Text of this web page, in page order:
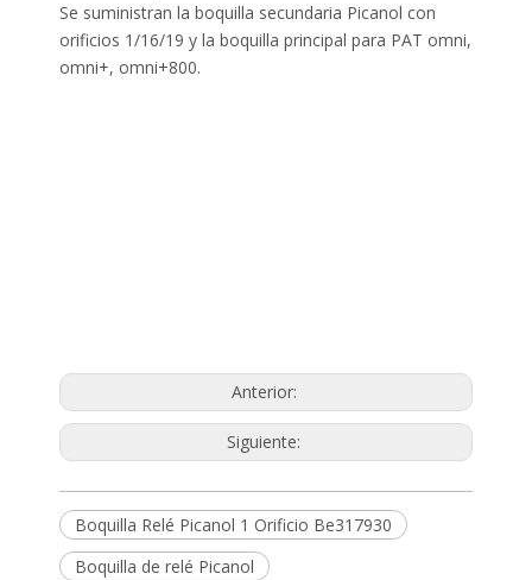
Se suministran la boquilla secundaria Picanol con
orificios 1/16/19 y la boquilla principal para PAT omni,
omni+, omni+800.
Anterior:
Siguiente:
Boquilla Relé Picanol 1 Orificio Be317930
Boquilla de relé Picanol